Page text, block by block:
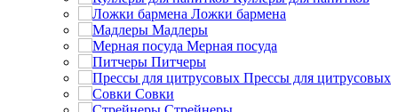
Ложки бармена
Мадлеры
Мерная посуда
Питчеры
Прессы для цитрусовых
Совки